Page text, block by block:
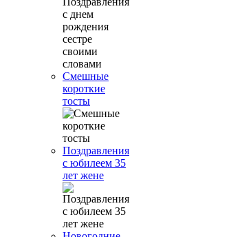
Смешные
короткие
тосты
Поздравления
с юбилеем 35
лет жене